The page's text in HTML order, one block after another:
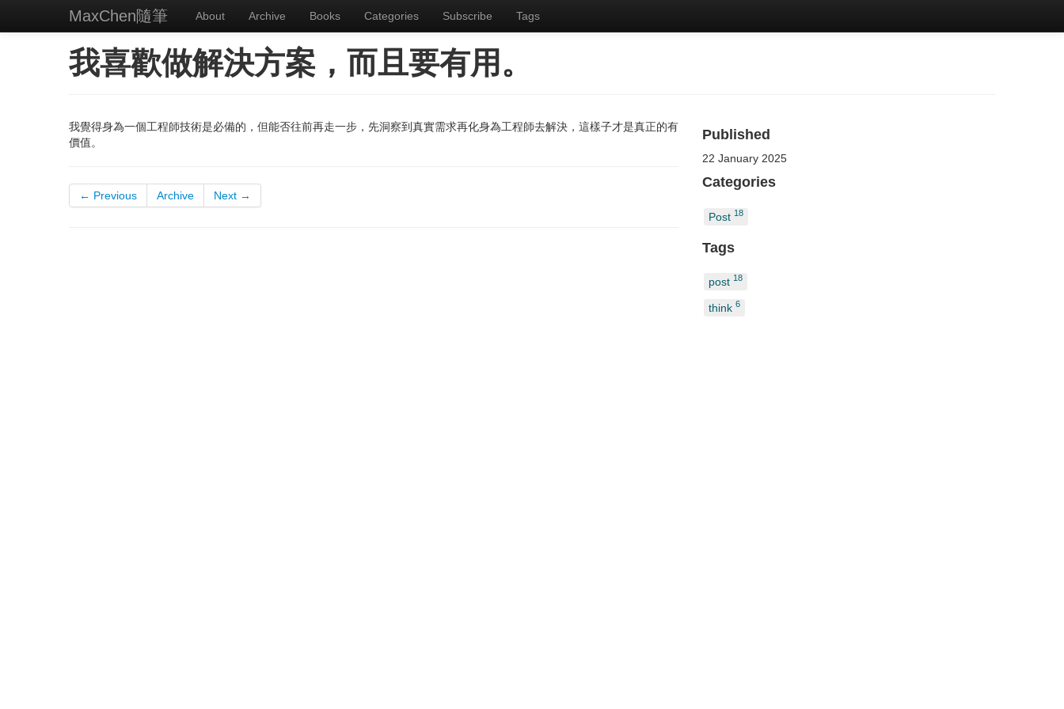
MaxChen隨筆 About Archive Books Categories Subscribe Tags
我喜歡做解決方案，而且要有用。
我覺得身為一個工程師技術是必備的，但能否往前再走一步，先洞察到真實需求再化身為工程師去解決，這樣子才是真正的有
價值。
← Previous Archive Next →
Published
22 January 2025
Categories
Post 18
Tags
post 18
think 6